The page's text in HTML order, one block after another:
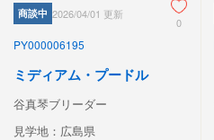
商談中 2026/04/01 更新
0
PY000006195
ミディアム・プードル
谷真琴ブリーダー
見学地：広島県